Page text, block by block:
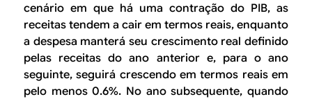
cenário em que há uma contração do PIB, as
receitas tendem a cair em termos reais, enquanto
a despesa manterá seu crescimento real definido
pelas receitas do ano anterior e, para o ano
seguinte, seguirá crescendo em termos reais em
pelo menos 0.6%. No ano subsequente, quando